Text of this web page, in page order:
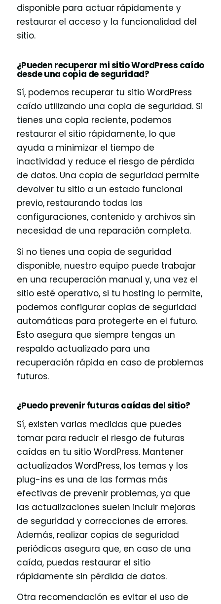
disponible para actuar rápidamente y
restaurar el acceso y la funcionalidad del
sitio.
¿Pueden recuperar mi sitio WordPress caído
desde una copia de seguridad?
Sí, podemos recuperar tu sitio WordPress
caído utilizando una copia de seguridad. Si
tienes una copia reciente, podemos
restaurar el sitio rápidamente, lo que
ayuda a minimizar el tiempo de
inactividad y reduce el riesgo de pérdida
de datos. Una copia de seguridad permite
devolver tu sitio a un estado funcional
previo, restaurando todas las
configuraciones, contenido y archivos sin
necesidad de una reparación completa.
Si no tienes una copia de seguridad
disponible, nuestro equipo puede trabajar
en una recuperación manual y, una vez el
sitio esté operativo, si tu hosting lo permite,
podemos configurar copias de seguridad
automáticas para protegerte en el futuro.
Esto asegura que siempre tengas un
respaldo actualizado para una
recuperación rápida en caso de problemas
futuros.
¿Puedo prevenir futuras caídas del sitio?
Sí, existen varias medidas que puedes
tomar para reducir el riesgo de futuras
caídas en tu sitio WordPress. Mantener
actualizados WordPress, los temas y los
plug-ins es una de las formas más
efectivas de prevenir problemas, ya que
las actualizaciones suelen incluir mejoras
de seguridad y correcciones de errores.
Además, realizar copias de seguridad
periódicas asegura que, en caso de una
caída, puedas restaurar el sitio
rápidamente sin pérdida de datos.
Otra recomendación es evitar el uso de